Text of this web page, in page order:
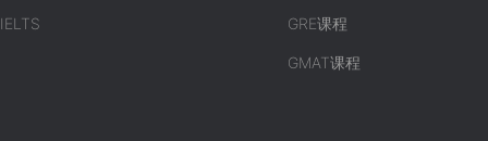
IELTS GRE课程
GMAT课程